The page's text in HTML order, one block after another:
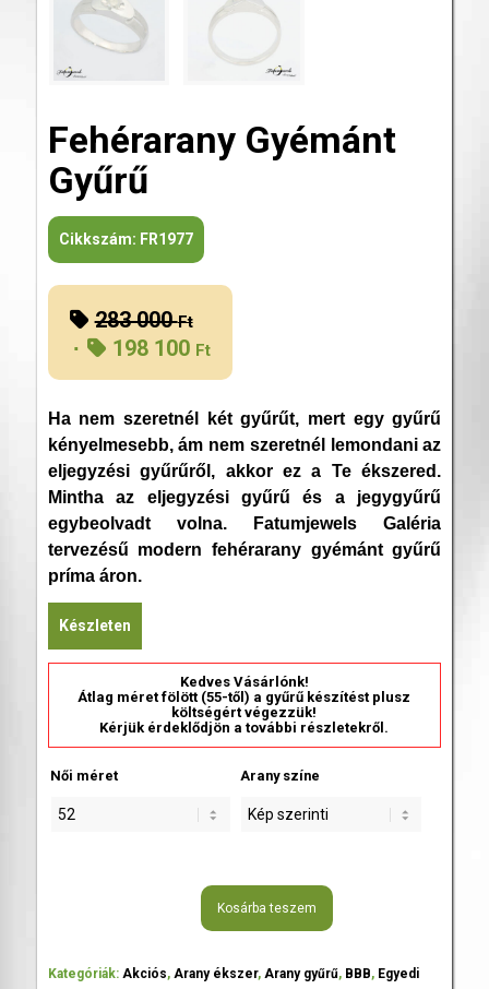
Fehérarany Gyémánt
Gyűrű
Cikkszám: FR1977
283 000FtOriginal
price
000 Ft.
198 100 Ft
Current
is:
198
100 Ft.
Ha nem szeretnél két gyűrűt, mert egy gyűrű
kényelmesebb, ám nem szeretnél lemondani az
eljegyzési gyűrűről, akkor ez a Te ékszered.
Mintha az eljegyzési gyűrű és a jegygyűrű
egybeolvadt volna. Fatumjewels Galéria
tervezésű modern fehérarany gyémánt gyűrű
príma áron.
Készleten
Kedves Vásárlónk!
Átlag méret fölött (55-től) a gyűrű készítést plusz
költségért végezzük!
Kérjük érdeklődjön a további részletekről.
Női méret Arany színe
Kosárba teszem
Kategóriák: Akciós, Arany ékszer, Arany gyűrű, BBB, Egyedi